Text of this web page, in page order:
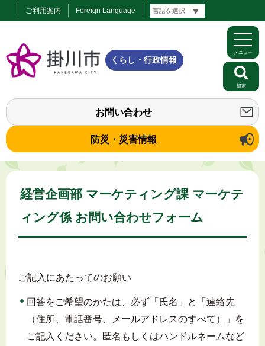
ご利用案内 Foreign Language
くらし・行政情報
お問い合わせ
防災・災害情報
メニュー
検索
経営企画部 マーケティング課 マーケテ
ィング係 お問い合わせフォーム
ご記入にあたってのお願い
回答をご希望のかたは、必ず「氏名」と「連絡先
（住所、電話番号、メールアドレスのすべて）」を
ご記入ください。匿名もしくはハンドルネームなど